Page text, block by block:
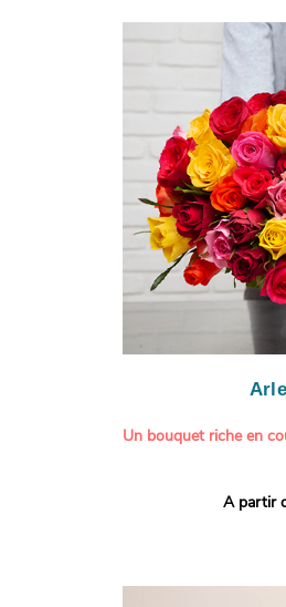
Un bouquet riche en
vives pour un effetA partir